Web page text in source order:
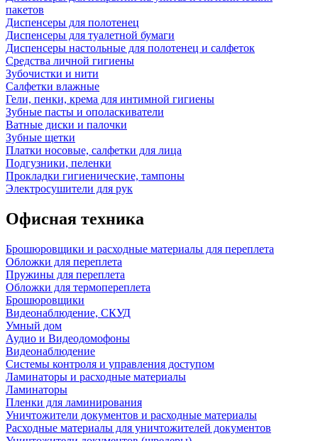
пакетов
Диспенсеры для полотенец
Диспенсеры для туалетной бумаги
Диспенсеры настольные для полотенец и салфеток
Средства личной гигиены
Зубочистки и нити
Салфетки влажные
Гели, пенки, крема для интимной гигиены
Зубные пасты и ополаскиватели
Ватные диски и палочки
Зубные щетки
Платки носовые, салфетки для лица
Подгузники, пеленки
Прокладки гигиенические, тампоны
Электросушители для рук
Офисная техника
Брошюровщики и расходные материалы для переплета
Обложки для переплета
Пружины для переплета
Обложки для термопереплета
Брошюровщики
Видеонаблюдение, СКУД
Умный дом
Аудио и Видеодомофоны
Видеонаблюдение
Системы контроля и управления доступом
Ламинаторы и расходные материалы
Ламинаторы
Пленки для ламинирования
Уничтожители документов и расходные материалы
Расходные материалы для уничтожителей документов